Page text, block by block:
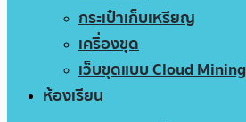
กระเป๋าเก็บเหรียญ
เครื่องขุด
เว็บขุดแบบ Cloud Mining
ห้องเรียน